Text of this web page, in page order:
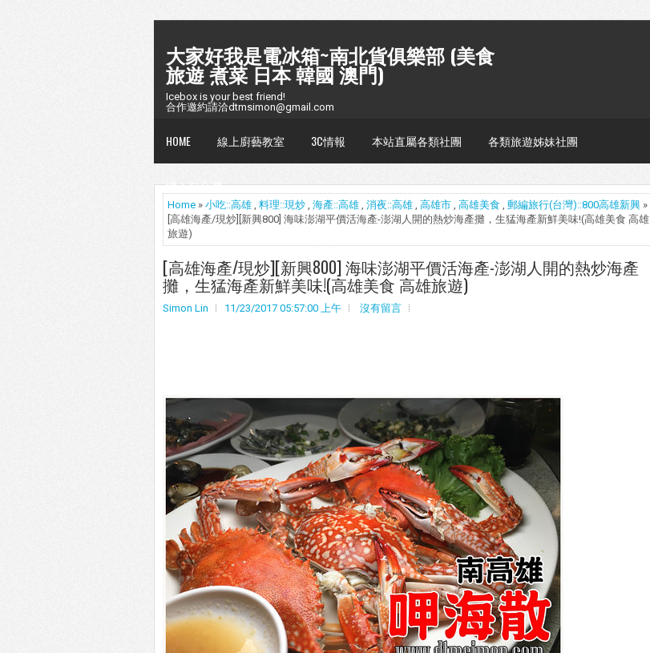
大家好我是電冰箱~南北貨俱樂部 (美食
旅遊 煮菜 日本 韓國 澳門)
Icebox is your best friend!
合作邀約請洽dtmsimon@gmail.com
HOME 線上廚藝教室 3C情報 本站直屬各類社團 各類旅遊姊妹社團
懶人包台灣
Home » 小吃::高雄 , 料理::現炒 , 海產::高雄 , 消夜::高雄 , 高雄市 , 高雄美食 , 郵編旅行(台灣)::800高雄新興 »
[高雄海產/現炒][新興800] 海味澎湖平價活海產-澎湖人開的熱炒海產攤，生猛海產新鮮美味!(高雄美食 高雄
旅遊)
[高雄海產/現炒][新興800] 海味澎湖平價活海產-澎湖人開的熱炒海產
攤，生猛海產新鮮美味!(高雄美食 高雄旅遊)
Simon Lin 11/23/2017 05:57:00 上午 沒有留言